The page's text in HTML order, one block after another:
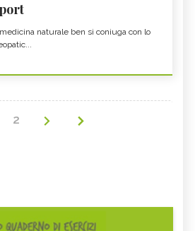
naturale ben si coniuga con lo
2